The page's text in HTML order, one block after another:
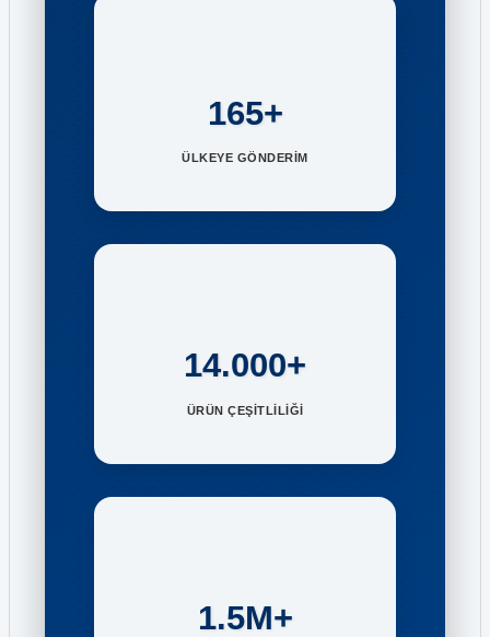
165+
ÜLKEYE GÖNDERİM
14.000+
ÜRÜN ÇEŞİTLİLİĞİ
1.5M+